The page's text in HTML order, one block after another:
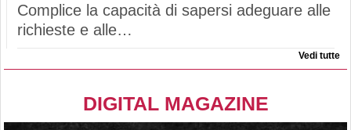
Complice la capacità di sapersi adeguare alle
richieste e alle…
Vedi tutte
DIGITAL MAGAZINE